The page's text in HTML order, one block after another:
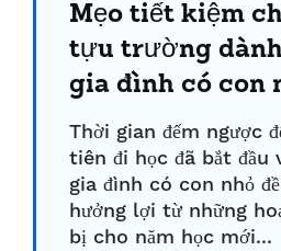
Mẹo tiết kiệm
tựu trường
gia đình có con
Thời gian đếm ngược
tiên đi học đã bắt đầu
gia đình có con nhỏ
hưởng lợi từ những
bị cho năm học mới...